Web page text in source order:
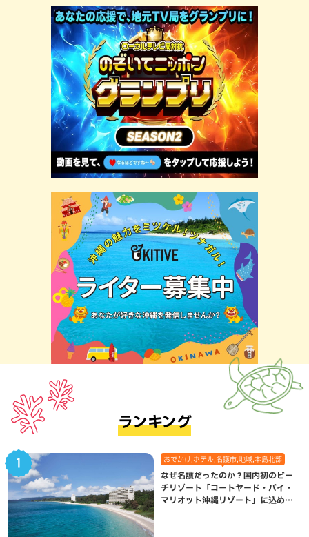
ランキング
おでかけ,ホテル,名護市,地域,本島北部
なぜ名護だったのか？国内初のビー
チリゾート「コートヤード・バイ・
マリオット沖縄リゾート」に込めら